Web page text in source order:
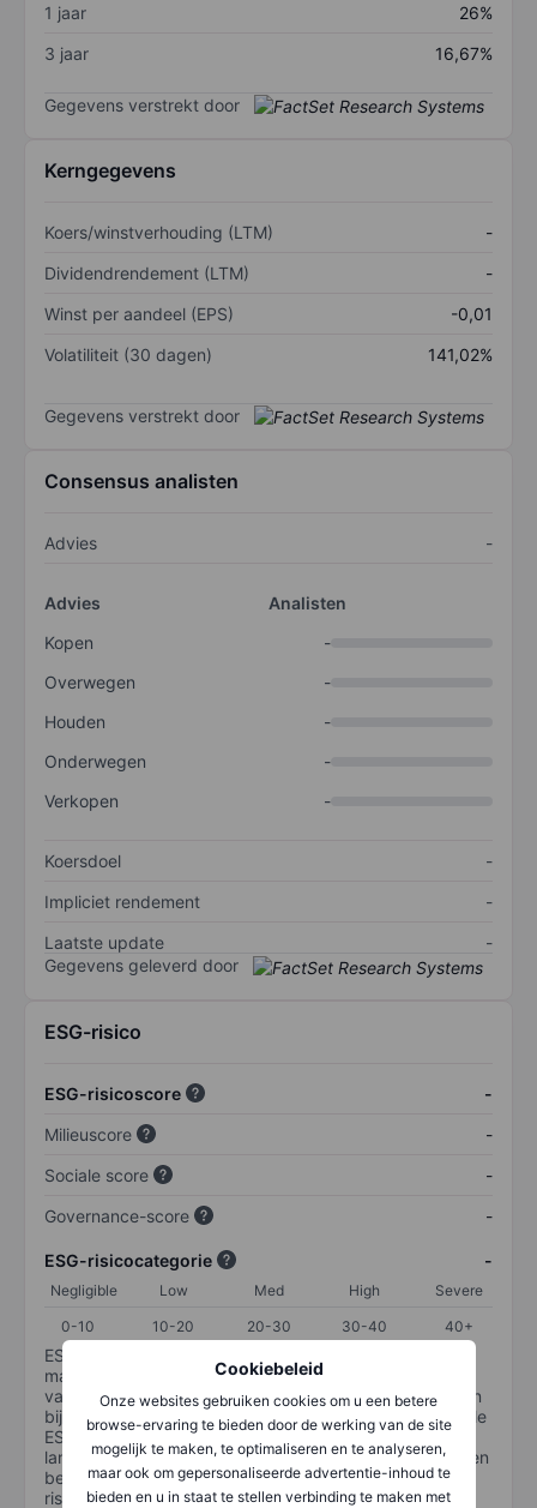
Cookiebeleid
Onze websites gebruiken cookies om u een betere
browse-ervaring te bieden door de werking van de site
mogelijk te maken, te optimaliseren en te analyseren,
maar ook om gepersonaliseerde advertentie-inhoud te
bieden en u in staat te stellen verbinding te maken met
1 jaar
26%
3 jaar
16,67%
Gegevens verstrekt door
Kerngegevens
Koers/winstverhouding (LTM)
-
Dividendrendement (LTM)
-
Winst per aandeel (EPS)
-0,01
Volatiliteit (30 dagen)
141,02%
Gegevens verstrekt door
Consensus analisten
Advies -
Advies
Analisten
Kopen
-
Overwegen
-
Houden
-
Onderwegen
-
Verkopen
-
Koersdoel
-
Impliciet rendement
-
Laatste update
-
Gegevens geleverd door
ESG-risico
ESG-risicoscore
-
Milieuscore
-
Sociale score
-
Governance-score
-
ESG-risicocategorie -
Negligible Low Med High
Severe
0-10
10-20 20-30 30-40 40+
ESG-risico is een maatstaf voor hoe goed een bedrijf
materiële ESG-risico's beheert. De ESG-risicocategorie
van Sustainalytics is ontworpen om beleggers te helpen
bij het identificeren en begrijpen van financieel materiële
ESG-risico's op bedrijfsniveau en hoe deze de
langetermijnprestaties van aandelenbeleggingen kunnen
beïnvloeden. De schaal loopt van 0-100. Hoe lager het
risico, hoe beter (0 staat voor geen risico en 100 voor